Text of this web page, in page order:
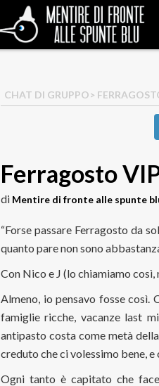
CHAT DI GRUPPO>
Ferragosto
di Mentire di fronte alle spunte
“Forse passare Ferragosto da
quanto pare non sono
Con Nico e J (lo chiamiamo
Almeno, io pensavo fosse
famiglie ricche, vacanze last
antipasto costa come metà
creduto che ci volessimo bene,
Ogni tanto è capitato che